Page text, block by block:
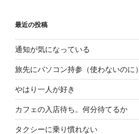
最近の投稿
通知が気になっている
旅先にパソコン持参（使わないのに）
やはり一人が好き
カフェの入店待ち。何分待てるか
タクシーに乗り慣れない